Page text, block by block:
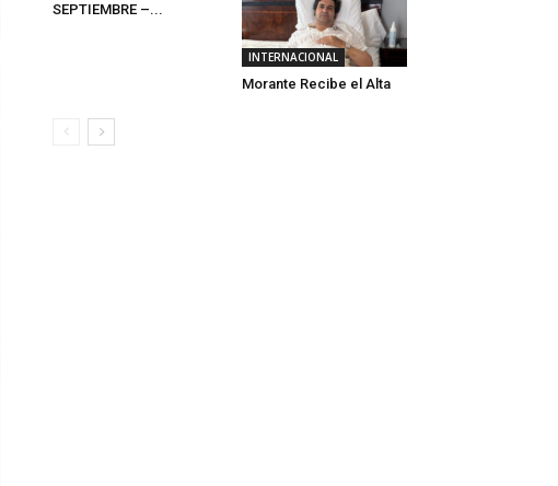
SEPTIEMBRE –...
INTERNACIONAL
Morante Recibe el Alta